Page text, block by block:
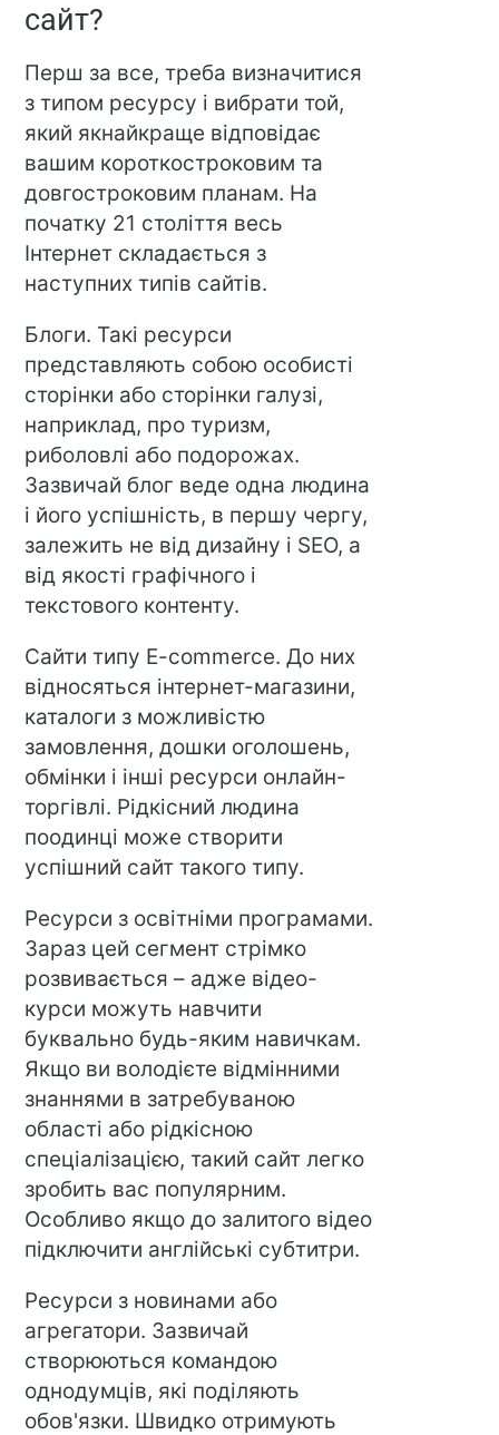
сайт?
Перш за все, треба визначитися
з типом ресурсу і вибрати той,
який якнайкраще відповідає
вашим короткостроковим та
довгостроковим планам. На
початку 21 століття весь
Інтернет складається з
наступних типів сайтів.
Блоги. Такі ресурси
представляють собою особисті
сторінки або сторінки галузі,
наприклад, про туризм,
риболовлі або подорожах.
Зазвичай блог веде одна людина
і його успішність, в першу чергу,
залежить не від дизайну і SEO, а
від якості графічного і
текстового контенту.
Сайти типу E-commerce. До них
відносяться інтернет-магазини,
каталоги з можливістю
замовлення, дошки оголошень,
обмінки і інші ресурси онлайн-
торгівлі. Рідкісний людина
поодинці може створити
успішний сайт такого типу.
Ресурси з освітніми програмами.
Зараз цей сегмент стрімко
розвивається – адже відео-
курси можуть навчити
буквально будь-яким навичкам.
Якщо ви володієте відмінними
знаннями в затребуваною
області або рідкісною
спеціалізацією, такий сайт легко
зробить вас популярним.
Особливо якщо до залитого відео
підключити англійські субтитри.
Ресурси з новинами або
агрегатори. Зазвичай
створюються командою
однодумців, які поділяють
обов'язки. Швидко отримують